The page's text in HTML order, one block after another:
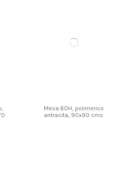
Mesa BOH, polimerico
antracita, 90x90 cms